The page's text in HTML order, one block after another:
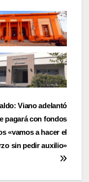
Viano adelantó
pagará con fondos
«vamos a hacer el
sin pedir auxilio»